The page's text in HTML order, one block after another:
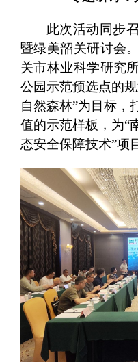
此次活动同步
暨绿美韶关研讨会
关市林业科学研究
公园示范预选点的
自然森林”为目标，
值的示范样板，为“
态安全保障技术”项